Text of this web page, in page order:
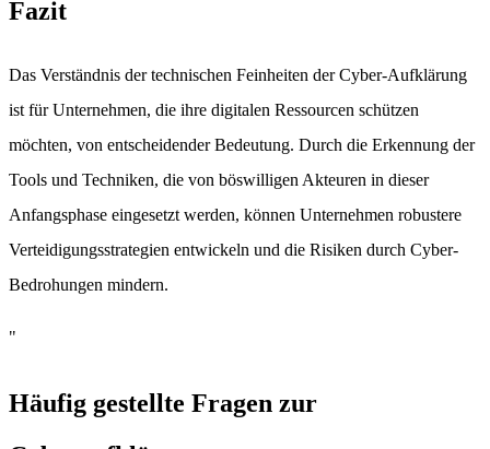
Fazit
Das Verständnis der technischen Feinheiten der Cyber-Aufklärung
ist für Unternehmen, die ihre digitalen Ressourcen schützen
möchten, von entscheidender Bedeutung. Durch die Erkennung der
Tools und Techniken, die von böswilligen Akteuren in dieser
Anfangsphase eingesetzt werden, können Unternehmen robustere
Verteidigungsstrategien entwickeln und die Risiken durch Cyber-
Bedrohungen mindern.
"
Häufig gestellte Fragen zur